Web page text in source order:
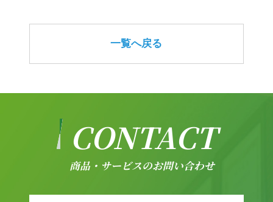
一覧へ戻る
CONTACT
商品・サービスのお問い合わせ